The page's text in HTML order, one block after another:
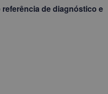
de diagnóstico e